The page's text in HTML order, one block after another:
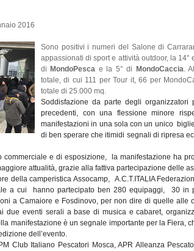
2016
Sono positivi i numeri del Salone di
appassionati di sport e attività outdoor, la 14°
di MondoPesca e la 5° di MondoCaccia.
totale, di cui 111 per Tour it, 66 per
totale di 25.000 mq.
Soddisfazione da parte degli
precedenti, con una flessione minore
manifestazioni in una sola con un unico
di ben sperare che itimidi segnali di ripresa
commerciale e di esposizione, la manifestazione ha
attualità, grazie alla fattiva partecipazione delle
della camperistica Assocamp, A.C.T.ITALIA
a cui hanno partecipato ben 280 equipaggi, 30 in
a Camaiore e Fosdinovo, per non dire di quelle alle
due eventi serali a base di musica e cabaret,
manifestazione è un segnale importante per la Fiera,
dell’evento.
Club Italiano Pescatori Mosca, APR Alleanza